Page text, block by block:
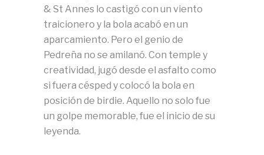
& St Annes lo castigó con un viento
traicionero y la bola acabó en un
aparcamiento. Pero el genio de
Pedreña no se amilanó. Con temple y
creatividad, jugó desde el asfalto como
si fuera césped y colocó la bola en
posición de birdie. Aquello no solo fue
un golpe memorable, fue el inicio de su
leyenda.